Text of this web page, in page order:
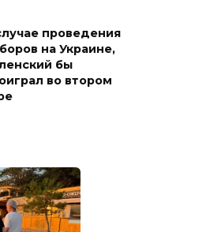
проведения
на Украине,
бы
во втором